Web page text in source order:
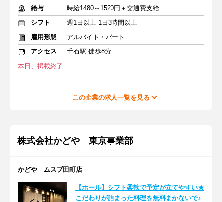
給与
時給1480～1520円＋交通費支給
シフト
週1日以上 1日3時間以上
雇用形態
アルバイト・パート
アクセス
千石駅 徒歩8分
本日、掲載終了
この企業の求人一覧を見る
株式会社かどや 東京事業部
かどや ムスブ田町店
【ホール】シフト柔軟で予定が立てやすい★
こだわりが詰まった料理を無料まかないで♪